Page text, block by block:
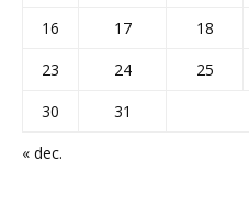
« dec.
16
17 18
23
24 25
30
31